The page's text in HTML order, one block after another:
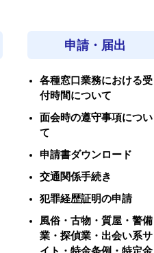
申請・届出
各種窓口業務における受
付時間について
面会時の遵守事項につい
て
申請書ダウンロード
交通関係手続き
犯罪経歴証明の申請
風俗・古物・質屋・警備
業・探偵業・出会い系サ